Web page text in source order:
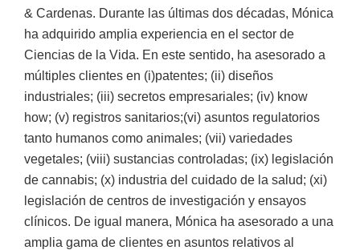
& Cardenas. Durante las últimas dos décadas, Mónica
ha adquirido amplia experiencia en el sector de
Ciencias de la Vida. En este sentido, ha asesorado a
múltiples clientes en (i)patentes; (ii) diseños
industriales; (iii) secretos empresariales; (iv) know
how; (v) registros sanitarios;(vi) asuntos regulatorios
tanto humanos como animales; (vii) variedades
vegetales; (viii) sustancias controladas; (ix) legislación
de cannabis; (x) industria del cuidado de la salud; (xi)
legislación de centros de investigación y ensayos
clínicos. De igual manera, Mónica ha asesorado a una
amplia gama de clientes en asuntos relativos al